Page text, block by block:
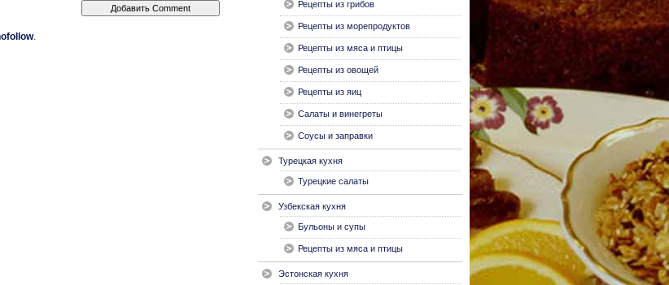
.
Рецепты из грибов
Рецепты из морепродуктов
Рецепты из мяса и птицы
Рецепты из овощей
Рецепты из яиц
Салаты и винегреты
Соусы и заправки
Турецкая кухня
Турецкие салаты
Узбекская кухня
Бульоны и супы
Рецепты из мяса и птицы
Эстонская кухня